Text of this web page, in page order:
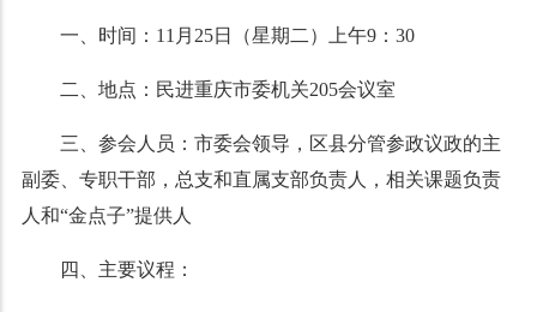
一、时间： 11 月 25日（星期二）上午9： 30
二、地点：民进重庆市委机关205会议室
三、参会人员：市委会领导，区县分管参政议政的主
副委、专职干部，总支和直属支部负责人，相关课题负责
人和“金点子”提供人
四、主要议程：